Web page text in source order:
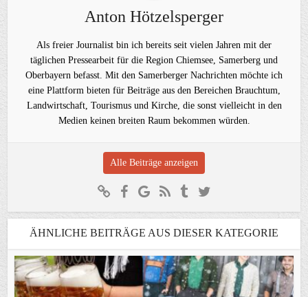
Anton Hötzelsperger
Als freier Journalist bin ich bereits seit vielen Jahren mit der
täglichen Pressearbeit für die Region Chiemsee, Samerberg und
Oberbayern befasst. Mit den Samerberger Nachrichten möchte ich
eine Plattform bieten für Beiträge aus den Bereichen Brauchtum,
Landwirtschaft, Tourismus und Kirche, die sonst vielleicht in den
Medien keinen breiten Raum bekommen würden.
Alle Beiträge anzeigen
ÄHNLICHE BEITRÄGE AUS DIESER KATEGORIE